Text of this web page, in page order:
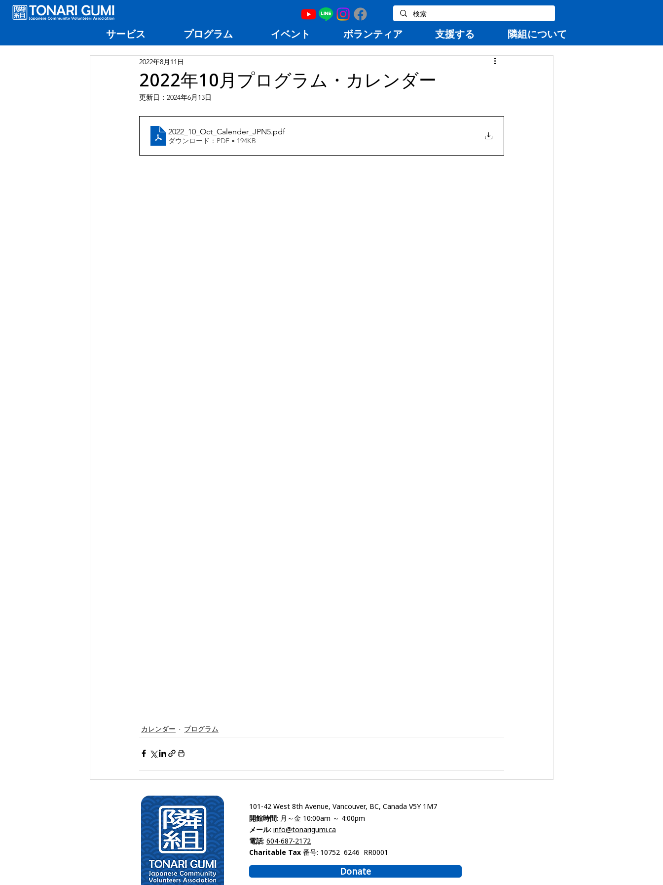
サービス プログラム イベント ボランティア 支援する 隣組について
2022年10月プログラム・カレンダー
2022年8月11日
更新日： 2024年6月13日
2022_10_Oct_Calender_JPN5.pdf
ダウンロード：PDF • 194KB
カレンダー プログラム
101-42 West 8th Avenue, Vancouver, BC, Canada V5Y 1M7
開館時間: 月～金 10:00am ～ 4:00pm
メール: info@tonarigumi.ca
電話: 604-687-2172
Charitable Tax 番号: 10752 6246 RR0001
Donate